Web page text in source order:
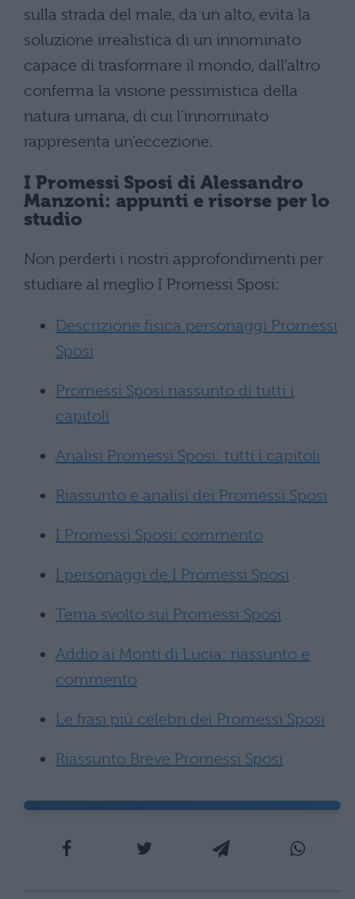
sulla strada del male, da un alto, evita la
soluzione irrealistica di un innominato
capace di trasformare il mondo, dall’altro
conferma la visione pessimistica della
natura umana, di cui l’innominato
rappresenta un’eccezione.
I Promessi Sposi di Alessandro
Manzoni: appunti e risorse per lo
studio
Non perderti i nostri approfondimenti per
studiare al meglio I Promessi Sposi:
Descrizione fisica personaggi Promessi
Sposi
Promessi Sposi riassunto di tutti i
capitoli
Analisi Promessi Sposi: tutti i capitoli
Riassunto e analisi dei Promessi Sposi
I Promessi Sposi: commento
I personaggi de I Promessi Sposi
Tema svolto sui Promessi Sposi
Addio ai Monti di Lucia: riassunto e
commento
Le frasi più celebri dei Promessi Sposi
Riassunto Breve Promessi Sposi